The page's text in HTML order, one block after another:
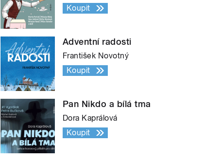
Koupit
Adventní radosti
František Novotný
Koupit
Pan Nikdo a bílá tma
Dora Kaprálová
Koupit